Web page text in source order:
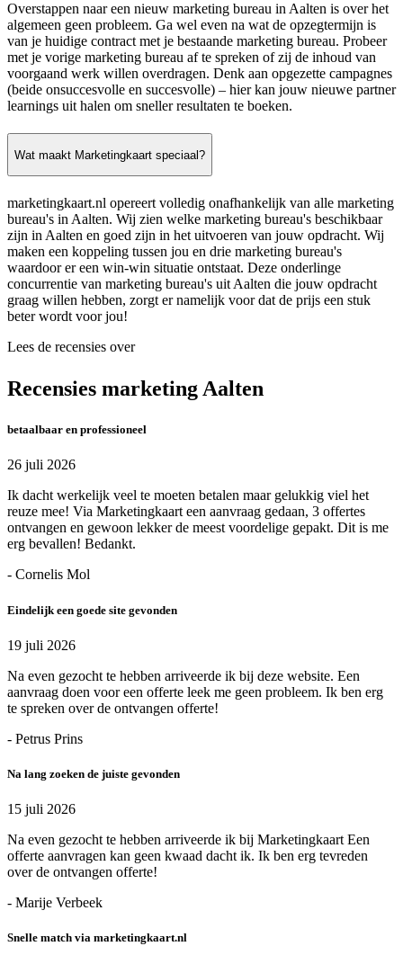
Overstappen naar een nieuw marketing bureau in Aalten is over het
algemeen geen probleem. Ga wel even na wat de opzegtermijn is
van je huidige contract met je bestaande marketing bureau. Probeer
met je vorige marketing bureau af te spreken of zij de inhoud van
voorgaand werk willen overdragen. Denk aan opgezette campagnes
(beide onsuccesvolle en succesvolle) – hier kan jouw nieuwe partner
learnings uit halen om sneller resultaten te boeken.
Wat maakt Marketingkaart speciaal?
marketingkaart.nl opereert volledig onafhankelijk van alle marketing
bureau's in Aalten. Wij zien welke marketing bureau's beschikbaar
zijn in Aalten en goed zijn in het uitvoeren van jouw opdracht. Wij
maken een koppeling tussen jou en drie marketing bureau's
waardoor er een win-win situatie ontstaat. Deze onderlinge
concurrentie van marketing bureau's uit Aalten die jouw opdracht
graag willen hebben, zorgt er namelijk voor dat de prijs een stuk
beter wordt voor jou!
Lees de recensies over
Recensies marketing Aalten
betaalbaar en professioneel
26 juli 2026
Ik dacht werkelijk veel te moeten betalen maar gelukkig viel het
reuze mee! Via Marketingkaart een aanvraag gedaan, 3 offertes
ontvangen en gewoon lekker de meest voordelige gepakt. Dit is me
erg bevallen! Bedankt.
- Cornelis Mol
Eindelijk een goede site gevonden
19 juli 2026
Na even gezocht te hebben arriveerde ik bij deze website. Een
aanvraag doen voor een offerte leek me geen probleem. Ik ben erg
te spreken over de ontvangen offerte!
- Petrus Prins
Na lang zoeken de juiste gevonden
15 juli 2026
Na even gezocht te hebben arriveerde ik bij Marketingkaart Een
offerte aanvragen kan geen kwaad dacht ik. Ik ben erg tevreden
over de ontvangen offerte!
- Marije Verbeek
Snelle match via marketingkaart.nl